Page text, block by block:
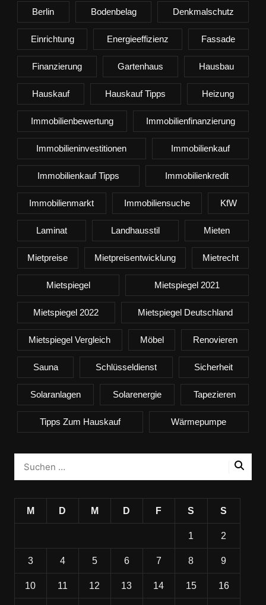
Berlin Bodenbelag Denkmalschutz
Einrichtung Energieeffizienz Fassade
Finanzierung Gartenhaus Hausbau
Hauskauf Hauskauf Tipps Heizung
Immobilienbewertung Immobilienfinanzierung
Immobilieninvestitionen Immobilienkauf
Immobilienkauf Tipps Immobilienkredit
Immobilienmarkt Immobiliensuche KfW
Laminat Landhausstil Mieten
Mietpreise Mietpreisentwicklung Mietrecht
Mietspiegel Mietspiegel 2021
Mietspiegel 2022 Mietspiegel Deutschland
Mietspiegel Vergleich Möbel Renovieren
Sauna Schlüsseldienst Sicherheit
Solaranlagen Solarenergie Tapezieren
Tipps Zum Hauskauf Wärmepumpe
M D M D F S S
1 2
3 4 5 6 7 8 9
10 11 12 13 14 15 16